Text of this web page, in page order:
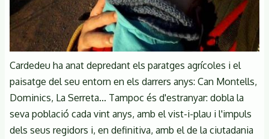
Cardedeu ha anat depredant els paratges agrícoles i el
paisatge del seu entorn en els darrers anys: Can Montells,
Dominics, La Serreta... Tampoc és d'estranyar: dobla la
seva població cada vint anys, amb el vist-i-plau i l'impuls
dels seus regidors i, en definitiva, amb el de la ciutadania